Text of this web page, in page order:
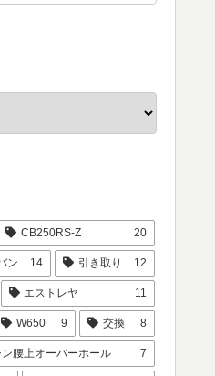
CB250RS-Z 20
ン 14 引き取り 12
エストレヤ 11
W650 9 交換 8
ン腰上オーバーホール 7